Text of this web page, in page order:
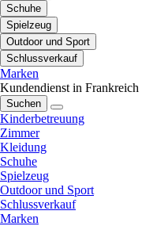
Schuhe
Spielzeug
Outdoor und Sport
Schlussverkauf
Marken
Kundendienst in Frankreich
Suchen
Kinderbetreuung
Zimmer
Kleidung
Schuhe
Spielzeug
Outdoor und Sport
Schlussverkauf
Marken